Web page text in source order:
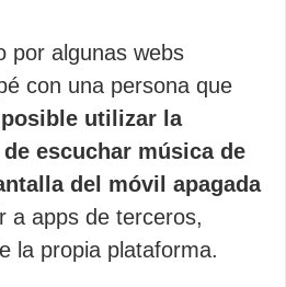
por algunas webs
con una persona que
utilizar la
escuchar música de
del móvil apagada
a apps de terceros,
la propia plataforma.